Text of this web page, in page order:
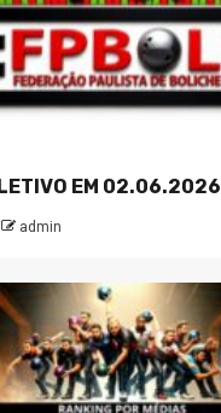
EM 02.06.2026
admin